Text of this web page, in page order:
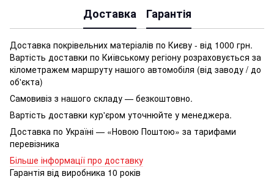
Доставка Гарантія
Доставка покрівельних матеріалів по Києву - від 1000 грн.
Вартість доставки по Київському регіону розраховується за
кілометражем маршруту нашого автомобіля (від заводу / до
об'єкта)
Самовивіз з нашого складу — безкоштовно.
Вартість доставки кур'єром уточнюйте у менеджера.
Доставка по Україні — «Новою Поштою» за тарифами
перевізника
Більше інформації про доставку
Гарантія від виробника 10 років